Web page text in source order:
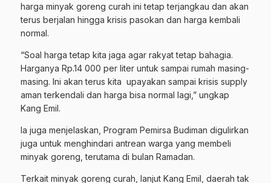
harga minyak goreng curah ini tetap terjangkau dan akan
terus berjalan hingga krisis pasokan dan harga kembali
normal.
“Soal harga tetap kita jaga agar rakyat tetap bahagia.
Harganya Rp.14 000 per liter untuk sampai rumah masing-
masing. Ini akan terus kita upayakan sampai krisis supply
aman terkendali dan harga bisa normal lagi,” ungkap
Kang Emil.
Ia juga menjelaskan, Program Pemirsa Budiman digulirkan
juga untuk menghindari antrean warga yang membeli
minyak goreng, terutama di bulan Ramadan.
Terkait minyak goreng curah, lanjut Kang Emil, daerah tak